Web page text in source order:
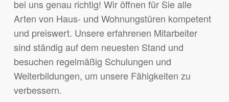
bei uns genau richtig! Wir öffnen für Sie alle
Arten von Haus- und Wohnungstüren kompetent
und preiswert. Unsere erfahrenen Mitarbeiter
sind ständig auf dem neuesten Stand und
besuchen regelmäßig Schulungen und
Weiterbildungen, um unsere Fähigkeiten zu
verbessern.